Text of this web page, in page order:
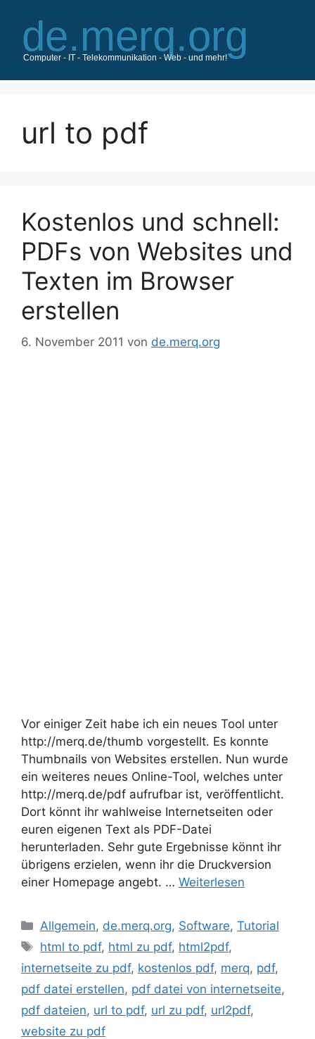
Inhalt
springen
url to pdf
Kostenlos und schnell:
PDFs von Websites und
Texten im Browser
erstellen
6. November 2011 von de.merq.org
Vor einiger Zeit habe ich ein neues Tool unter
http://merq.de/thumb vorgestellt. Es konnte
Thumbnails von Websites erstellen. Nun wurde
ein weiteres neues Online-Tool, welches unter
http://merq.de/pdf aufrufbar ist, veröffentlicht.
Dort könnt ihr wahlweise Internetseiten oder
euren eigenen Text als PDF-Datei
herunterladen. Sehr gute Ergebnisse könnt ihr
übrigens erzielen, wenn ihr die Druckversion
einer Homepage angebt. … Weiterlesen
Kategorien
Allgemein, de.merq.org, Software,Tutorial
Schlagwörter
html to pdf, html zu pdf, html2pdf,
internetseite zu pdf, kostenlos pdf, merq, pdf,
pdf datei erstellen, pdf datei von internetseite,
pdf dateien, url to pdf, url zu pdf, url2pdf,
website zu pdf